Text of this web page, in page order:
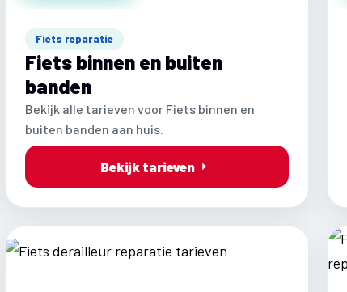
Fiets reparatie
Fiets binnen en buiten
banden
Bekijk alle tarieven voor Fiets binnen en
buiten banden aan huis.
Bekijk tarieven